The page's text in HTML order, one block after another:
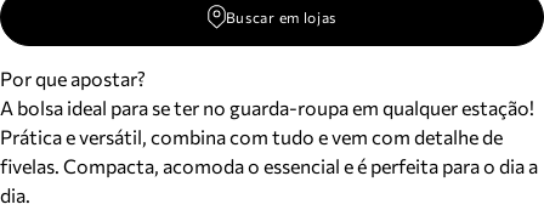
Buscar em lojas
Por que apostar?
A bolsa ideal para se ter no guarda-roupa em qualquer estação!
Prática e versátil, combina com tudo e vem com detalhe de
fivelas. Compacta, acomoda o essencial e é perfeita para o dia a
dia.